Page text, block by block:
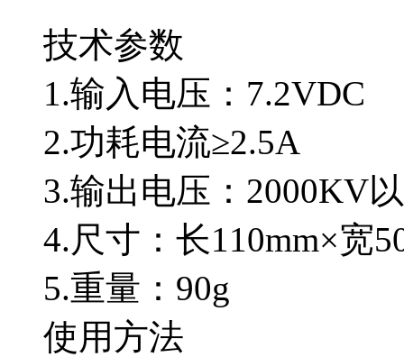
技术参数
1.输入电压：7.2VDC
2.功耗电流≥2.5A
3.输出电压：2000KV
4.尺寸：长110mm×宽
5.重量：90g
使用方法